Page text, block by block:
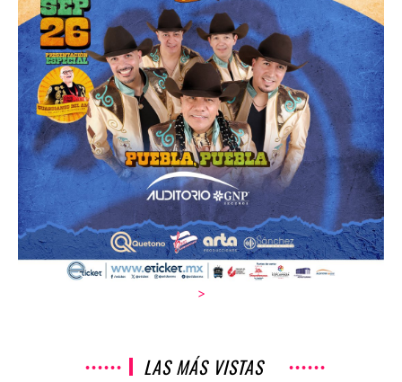
>
LAS MÁS VISTAS